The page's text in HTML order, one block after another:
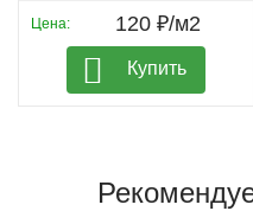
Цена: 120 ₽/м2
Купить